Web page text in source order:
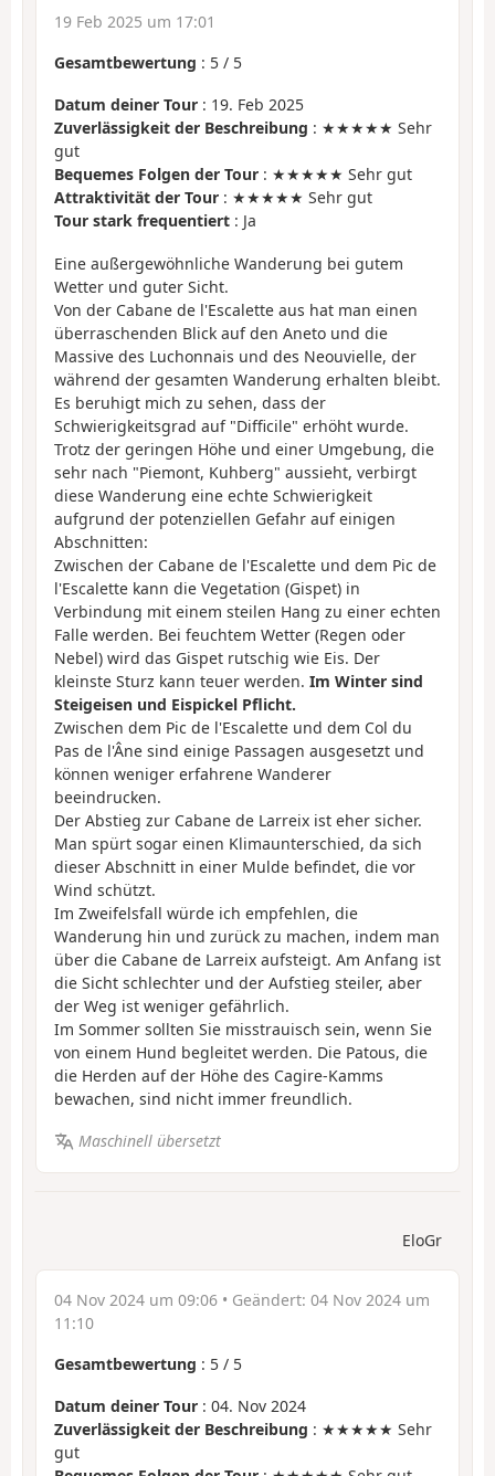
19 Feb 2025 um 17:01
Gesamtbewertung : 5 / 5
Datum deiner Tour : 19. Feb 2025
Zuverlässigkeit der Beschreibung : ★★★★★ Sehr
gut
Bequemes Folgen der Tour : ★★★★★ Sehr gut
Attraktivität der Tour : ★★★★★ Sehr gut
Tour stark frequentiert : Ja
Eine außergewöhnliche Wanderung bei gutem
Wetter und guter Sicht.
Von der Cabane de l'Escalette aus hat man einen
überraschenden Blick auf den Aneto und die
Massive des Luchonnais und des Neouvielle, der
während der gesamten Wanderung erhalten bleibt.
Es beruhigt mich zu sehen, dass der
Schwierigkeitsgrad auf "Difficile" erhöht wurde.
Trotz der geringen Höhe und einer Umgebung, die
sehr nach "Piemont, Kuhberg" aussieht, verbirgt
diese Wanderung eine echte Schwierigkeit
aufgrund der potenziellen Gefahr auf einigen
Abschnitten:
Zwischen der Cabane de l'Escalette und dem Pic de
l'Escalette kann die Vegetation (Gispet) in
Verbindung mit einem steilen Hang zu einer echten
Falle werden. Bei feuchtem Wetter (Regen oder
Nebel) wird das Gispet rutschig wie Eis. Der
kleinste Sturz kann teuer werden. Im Winter sind
Steigeisen und Eispickel Pflicht.
Zwischen dem Pic de l'Escalette und dem Col du
Pas de l'Âne sind einige Passagen ausgesetzt und
können weniger erfahrene Wanderer
beeindrucken.
Der Abstieg zur Cabane de Larreix ist eher sicher.
Man spürt sogar einen Klimaunterschied, da sich
dieser Abschnitt in einer Mulde befindet, die vor
Wind schützt.
Im Zweifelsfall würde ich empfehlen, die
Wanderung hin und zurück zu machen, indem man
über die Cabane de Larreix aufsteigt. Am Anfang ist
die Sicht schlechter und der Aufstieg steiler, aber
der Weg ist weniger gefährlich.
Im Sommer sollten Sie misstrauisch sein, wenn Sie
von einem Hund begleitet werden. Die Patous, die
die Herden auf der Höhe des Cagire-Kamms
bewachen, sind nicht immer freundlich.
Maschinell übersetzt
EloGr
04 Nov 2024 um 09:06 • Geändert: 04 Nov 2024 um
11:10
Gesamtbewertung : 5 / 5
Datum deiner Tour : 04. Nov 2024
Zuverlässigkeit der Beschreibung : ★★★★★ Sehr
gut